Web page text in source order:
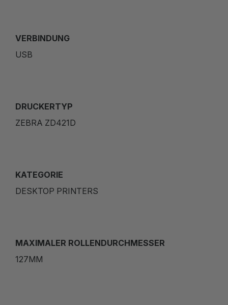
VERBINDUNG
USB
DRUCKERTYP
ZEBRA ZD421D
KATEGORIE
DESKTOP PRINTERS
MAXIMALER ROLLENDURCHMESSER
127MM